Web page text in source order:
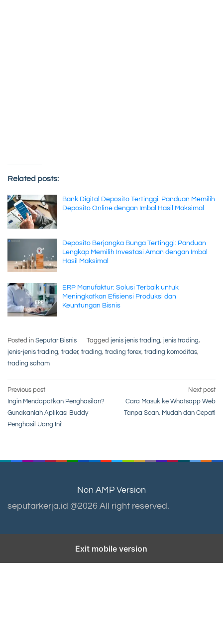
Related posts:
Bank Digital Deposito Tertinggi: Panduan Memilih
Deposito Online dengan Imbal Hasil Maksimal
Deposito Berjangka Bunga Tertinggi: Panduan
Lengkap Memilih Investasi Aman dengan Imbal
Hasil Maksimal
ERP Manufaktur: Solusi Terbaik untuk
Meningkatkan Efisiensi Produksi dan
Keuntungan Bisnis
Posted in Seputar Bisnis Tagged jenis jenis trading, jenis trading,
jenis-jenis trading, trader, trading, trading forex, trading komoditas,
trading saham
Post
navigation
Previous post
Ingin Mendapatkan Penghasilan?
Gunakanlah Aplikasi Buddy
Penghasil Uang Ini!
Next post
Cara Masuk ke Whatsapp Web
Tanpa Scan, Mudah dan Cepat!
Non AMP Version
seputarkerja.id @2026 All right reserved.
Exit mobile version